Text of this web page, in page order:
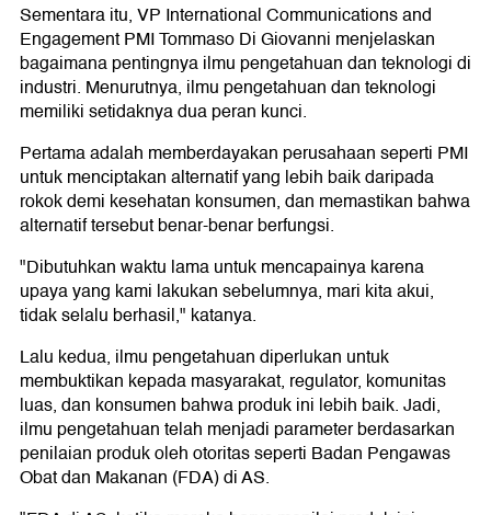
Sementara itu, VP International Communications and
Engagement PMI Tommaso Di Giovanni menjelaskan
bagaimana pentingnya ilmu pengetahuan dan teknologi di
industri. Menurutnya, ilmu pengetahuan dan teknologi
memiliki setidaknya dua peran kunci.
Pertama adalah memberdayakan perusahaan seperti PMI
untuk menciptakan alternatif yang lebih baik daripada
rokok demi kesehatan konsumen, dan memastikan bahwa
alternatif tersebut benar-benar berfungsi.
"Dibutuhkan waktu lama untuk mencapainya karena
upaya yang kami lakukan sebelumnya, mari kita akui,
tidak selalu berhasil," katanya.
Lalu kedua, ilmu pengetahuan diperlukan untuk
membuktikan kepada masyarakat, regulator, komunitas
luas, dan konsumen bahwa produk ini lebih baik. Jadi,
ilmu pengetahuan telah menjadi parameter berdasarkan
penilaian produk oleh otoritas seperti Badan Pengawas
Obat dan Makanan (FDA) di AS.